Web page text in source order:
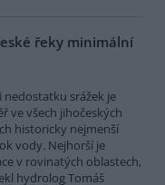
řeky minimální
nedostatku srážek je
ve všech jihočeských
historicky nejmenší
vody. Nejhorší je
v rovinatých oblastech,
hydrolog Tomáš